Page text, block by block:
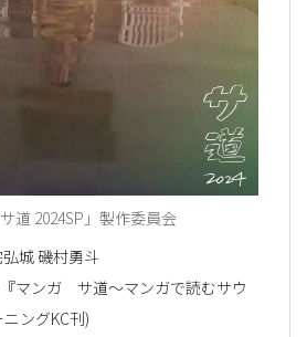
サ道 2024SP」製作委員会
城 磯村勇斗
マンガ サ道～マンガで読むサウ
ングKC刊)